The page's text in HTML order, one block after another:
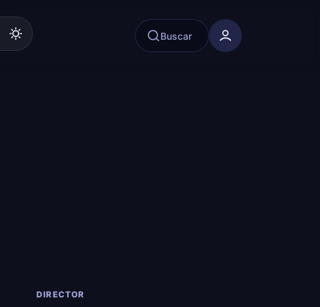
Buscar
DIRECTOR